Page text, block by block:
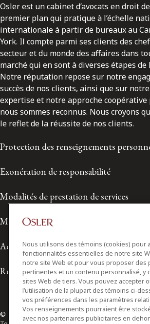
Osler est un cabinet d’avocats en droit
premier plan qui pratique à l’échelle
internationale à partir de bureaux au
York. Il compte parmi ses clients des
secteur et du monde des affaires dans
marché qui en sont à diverses étapes de
Notre réputation repose sur notre
succès de nos clients, ainsi que sur
expertise et notre approche coopérative
nous sommes reconnus. Nous croyons
le reflet de la réussite de nos clients.
Protection des renseignements
Exonération de responsabilité
Modalités de prestation de services
Modalités d'utilisation
Accessibilité
Relations avec les médias
© 2026 Osler, Hoskin & Harcourt S.E.N.C.R.L./s.r.l.
Nous utilisons des témoins (cookies) pour
fonctionnalités essentielles de notre site
notre site Web et pour vous proposer des
pertinentes et un contenu personnalisé, y
sites Web de tiers. Vous pouvez accepter
l’utilisation de la plupart des témoins ci-
vos préférences dans les paramètres
Vos renseignements pourraient être
avec nos partenaires publicitaires en